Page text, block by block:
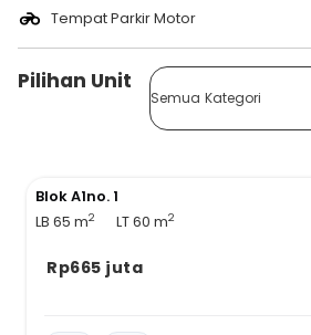
Tempat Parkir Motor
Pilihan Unit
Semua Kategori
Blok A1no. 1
LB 65 m2 LT 60 m2
Rp665 juta